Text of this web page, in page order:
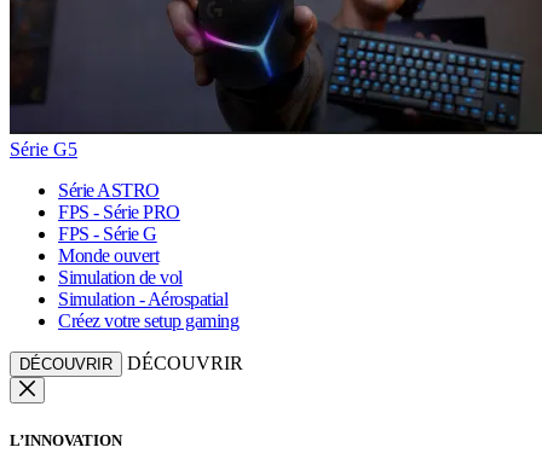
Série G5
Série ASTRO
FPS - Série PRO
FPS - Série G
Monde ouvert
Simulation de vol
Simulation - Aérospatial
Créez votre setup gaming
DÉCOUVRIR DÉCOUVRIR
L’INNOVATION